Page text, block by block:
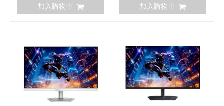
加入購物車 加入購物車